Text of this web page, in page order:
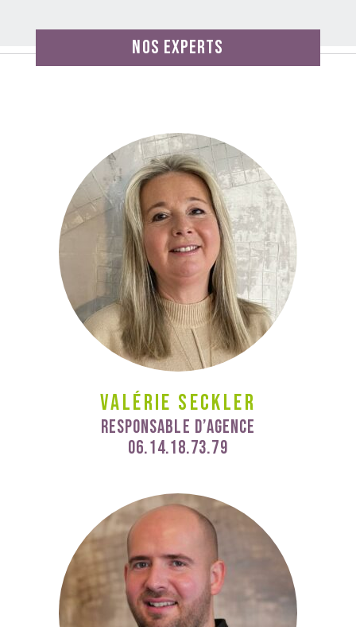
Nos experts
Valérie Seckler
Responsable d’agence
06.14.18.73.79